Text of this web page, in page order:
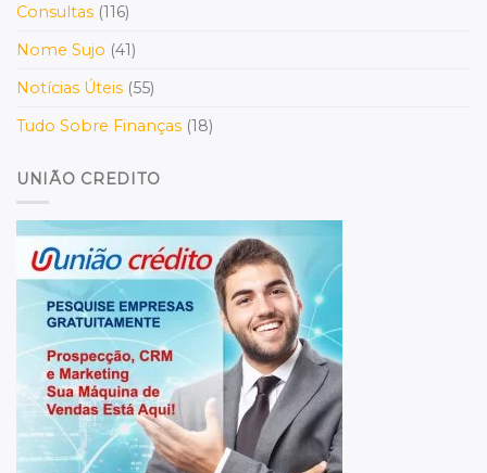
Consultas (116)
Nome Sujo (41)
Notícias Úteis (55)
Tudo Sobre Finanças (18)
UNIÃO CREDITO